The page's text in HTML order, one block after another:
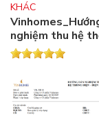
KHÁC
nghiệm thu hệ
khói và cấp gió